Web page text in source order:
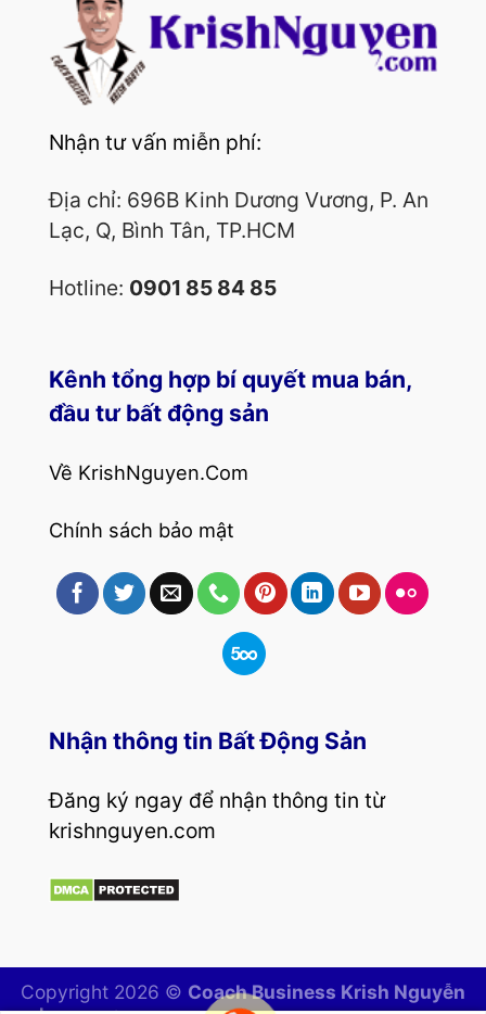
Nhận tư vấn miễn phí:
Địa chỉ: 696B Kinh Dương Vương, P. An
Lạc, Q, Bình Tân, TP.HCM
Hotline: 0901 85 84 85
Kênh tổng hợp bí quyết mua bán,
đầu tư bất động sản
Về KrishNguyen.Com
Chính sách bảo mật
Nhận thông tin Bất Động Sản
Đăng ký ngay để nhận thông tin từ
krishnguyen.com
Copyright 2026 © Coach Business Krish Nguyễn